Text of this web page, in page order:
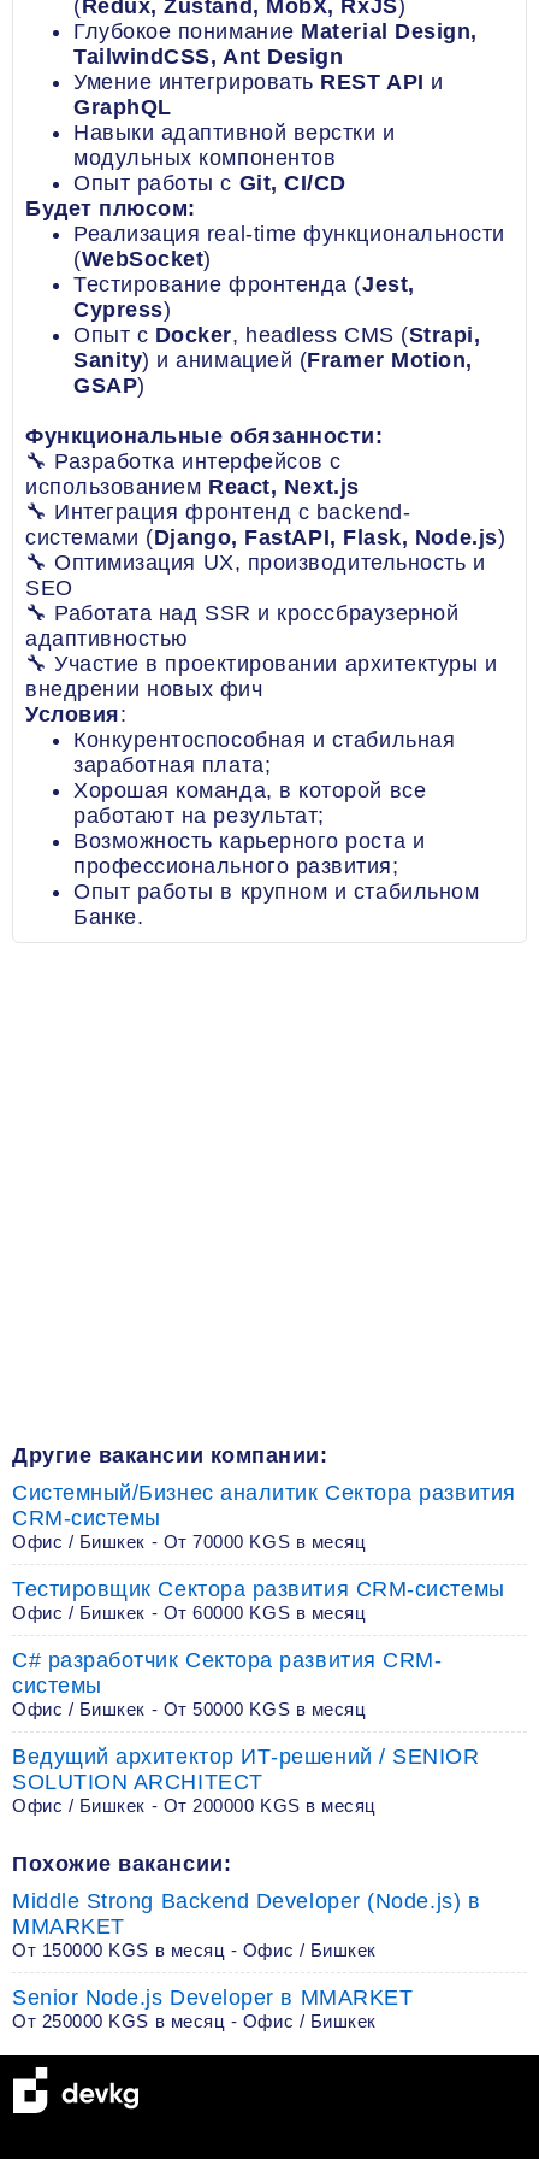
( Redux, Zustand, MobX, RxJS)
Глубокое понимание Material Design,
TailwindCSS, Ant Design
Умение интегрировать REST API и
GraphQL
Навыки адаптивной верстки и
модульных компонентов
Опыт работы с Git, CI/CD
Будет плюсом:
Реализация real-time функциональности
(WebSocket)
Тестирование фронтенда (Jest,
Cypress)
Опыт с Docker, headless CMS (Strapi,
Sanity) и анимацией (Framer Motion,
GSAP)
Функциональные обязанности:
🔧 Разработка интерфейсов с
использованием React, Next.js
🔧 Интеграция фронтенд с backend-
системами (Django, FastAPI, Flask, Node.js)
🔧 Оптимизация UX, производительность и
SEO
🔧 Работата над SSR и кроссбраузерной
адаптивностью
🔧 Участие в проектировании архитектуры и
внедрении новых фич
Условия:
Конкурентоспособная и стабильная
заработная плата;
Хорошая команда, в которой все
работают на результат;
Возможность карьерного роста и
профессионального развития;
Опыт работы в крупном и стабильном
Банке.
Похожие вакансии:
Middle Strong Backend Developer (Node.js) в
MMARKET
От 150000 KGS в месяц - Офис / Бишкек
Senior Node.js Developer в MMARKET
От 250000 KGS в месяц - Офис / Бишкек
Другие вакансии компании:
Системный/Бизнес аналитик Сектора развития
CRM-системы
Офис / Бишкек - От 70000 KGS в месяц
Тестировщик Сектора развития CRM-системы
Офис / Бишкек - От 60000 KGS в месяц
C# разработчик Сектора развития CRM-
системы
Офис / Бишкек - От 50000 KGS в месяц
Ведущий архитектор ИТ-решений / SENIOR
SOLUTION ARCHITECT
Офис / Бишкек - От 200000 KGS в месяц